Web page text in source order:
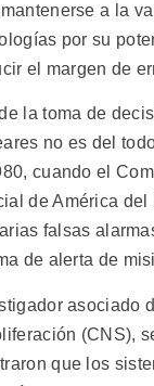
a la
por su
el margen de
la toma de
no es del
cuando el
de América del
falsas
de alerta de
asociado
(CNS),
que los